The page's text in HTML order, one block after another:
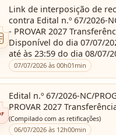
Link de interposição de
contra Edital n.º 67/2026-
- PROVAR 2027
Disponível do dia 07/07/
até às 23:59 do dia 08/07/
07/07/2026 às 00h01min
Edital n.º 67/2026-NC/
PROVAR 2027
(Compilado com as retificações)
06/07/2026 às 12h00min